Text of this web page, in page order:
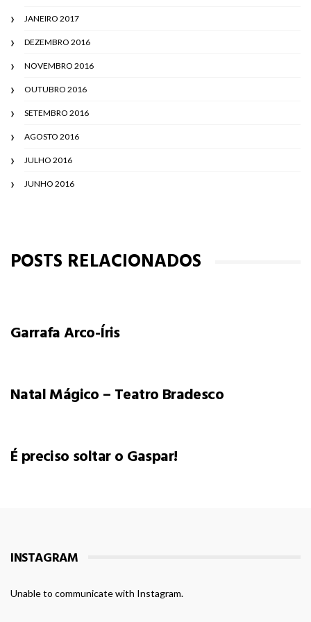
JANEIRO 2017
DEZEMBRO 2016
NOVEMBRO 2016
OUTUBRO 2016
SETEMBRO 2016
AGOSTO 2016
JULHO 2016
JUNHO 2016
POSTS RELACIONADOS
Garrafa Arco-Íris
Natal Mágico – Teatro Bradesco
É preciso soltar o Gaspar!
INSTAGRAM
Unable to communicate with Instagram.